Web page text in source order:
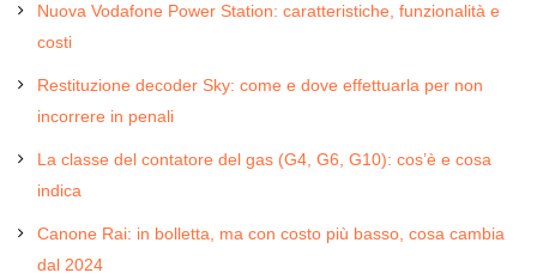
Nuova Vodafone Power Station: caratteristiche, funzionalità e
costi
Restituzione decoder Sky: come e dove effettuarla per non
incorrere in penali
La classe del contatore del gas (G4, G6, G10): cos’è e cosa
indica
Canone Rai: in bolletta, ma con costo più basso, cosa cambia
dal 2024